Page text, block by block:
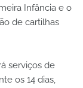
Infância e o
de cartilhas
serviços de
os 14 dias,